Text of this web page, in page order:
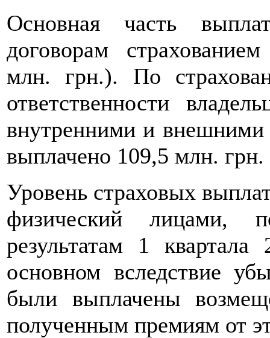
Основная часть
договорам
млн. грн.). По
ответственности
внутренними и внешними
выплачено 109,5 млн. грн.
Уровень страховых
физический лицами,
результатам 1
основном вследствие
были выплачены
полученным премиям от